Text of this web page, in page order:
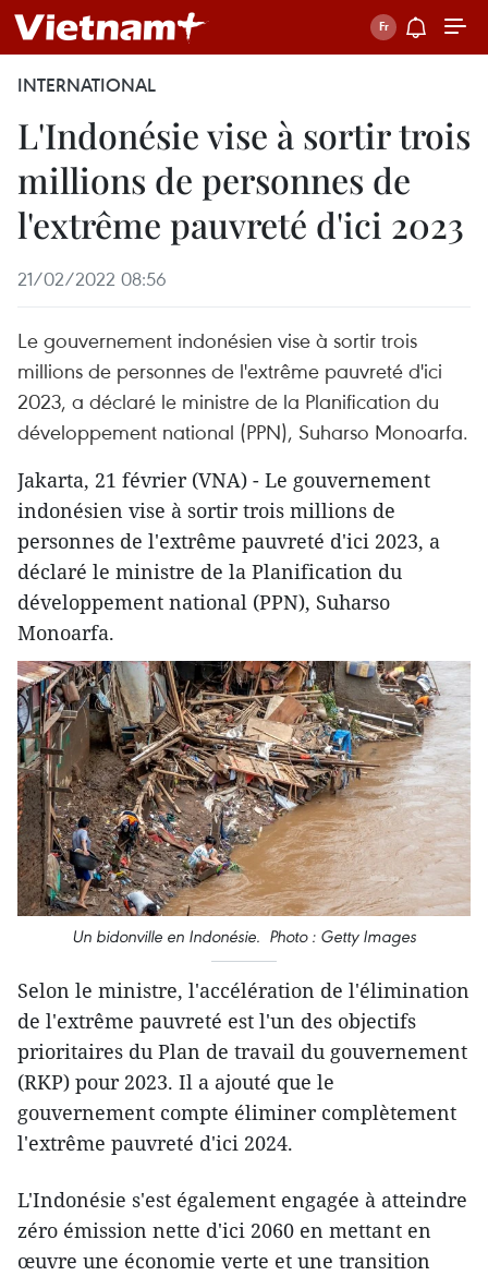
INTERNATIONAL
L'Indonésie vise à sortir trois
millions de personnes de
l'extrême pauvreté d'ici 2023
21/02/2022 08:56
Le gouvernement indonésien vise à sortir trois
millions de personnes de l'extrême pauvreté d'ici
2023, a déclaré le ministre de la Planification du
développement national (PPN), Suharso Monoarfa.
Jakarta, 21 février (VNA) - Le gouvernement
indonésien vise à sortir trois millions de
personnes de l'extrême pauvreté d'ici 2023, a
déclaré le ministre de la Planification du
développement national (PPN), Suharso
Monoarfa.
Un bidonville en Indonésie. Photo : Getty Images
Selon le ministre, l'accélération de l'élimination
de l'extrême pauvreté est l'un des objectifs
prioritaires du Plan de travail du gouvernement
(RKP) pour 2023. Il a ajouté que le
gouvernement compte éliminer complètement
l'extrême pauvreté d'ici 2024.
L'Indonésie s'est également engagée à atteindre
zéro émission nette d'ici 2060 en mettant en
œuvre une économie verte et une transition